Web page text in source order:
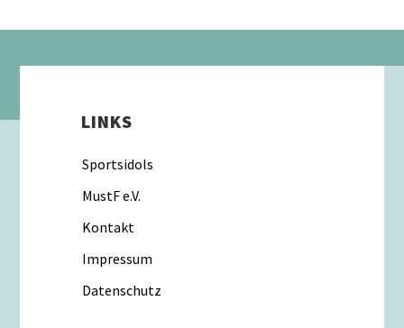
LINKS
Sportsidols
MustF e.V.
Kontakt
Impressum
Datenschutz